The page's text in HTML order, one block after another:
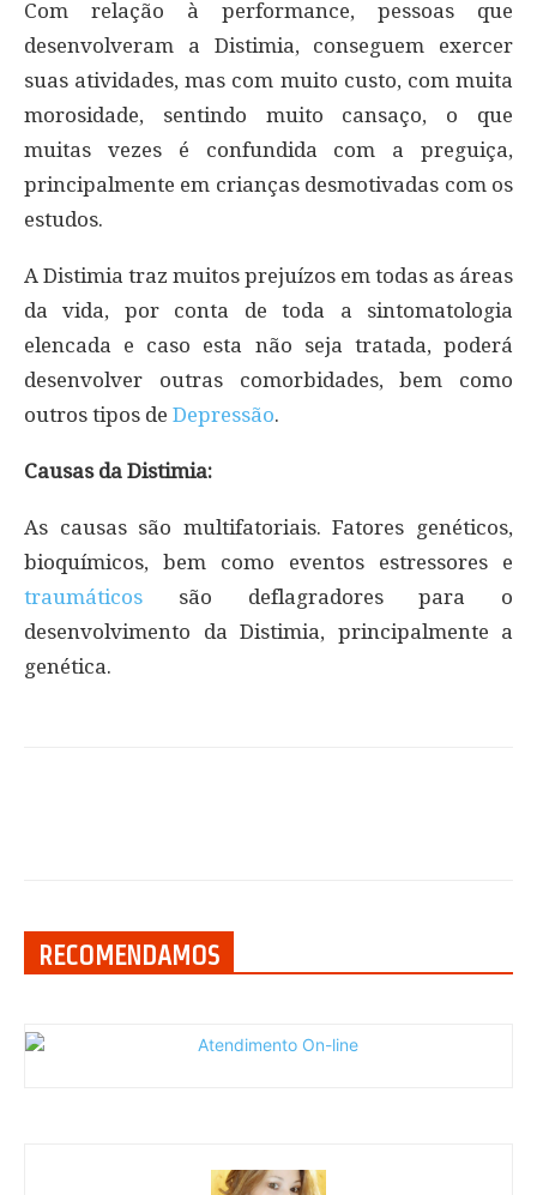
Com relação à performance, pessoas que
desenvolveram a Distimia, conseguem exercer
suas atividades, mas com muito custo, com muita
morosidade, sentindo muito cansaço, o que
muitas vezes é confundida com a preguiça,
principalmente em crianças desmotivadas com os
estudos.
A Distimia traz muitos prejuízos em todas as áreas
da vida, por conta de toda a sintomatologia
elencada e caso esta não seja tratada, poderá
desenvolver outras comorbidades, bem como
outros tipos de Depressão.
Causas da Distimia:
As causas são multifatoriais. Fatores genéticos,
bioquímicos, bem como eventos estressores e
traumáticos são deflagradores para o
desenvolvimento da Distimia, principalmente a
genética.
RECOMENDAMOS